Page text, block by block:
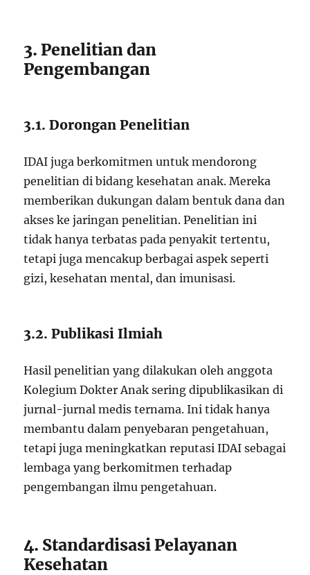
3. Penelitian dan
Pengembangan
3.1. Dorongan Penelitian
IDAI juga berkomitmen untuk mendorong
penelitian di bidang kesehatan anak. Mereka
memberikan dukungan dalam bentuk dana dan
akses ke jaringan penelitian. Penelitian ini
tidak hanya terbatas pada penyakit tertentu,
tetapi juga mencakup berbagai aspek seperti
gizi, kesehatan mental, dan imunisasi.
3.2. Publikasi Ilmiah
Hasil penelitian yang dilakukan oleh anggota
Kolegium Dokter Anak sering dipublikasikan di
jurnal-jurnal medis ternama. Ini tidak hanya
membantu dalam penyebaran pengetahuan,
tetapi juga meningkatkan reputasi IDAI sebagai
lembaga yang berkomitmen terhadap
pengembangan ilmu pengetahuan.
4. Standardisasi Pelayanan
Kesehatan